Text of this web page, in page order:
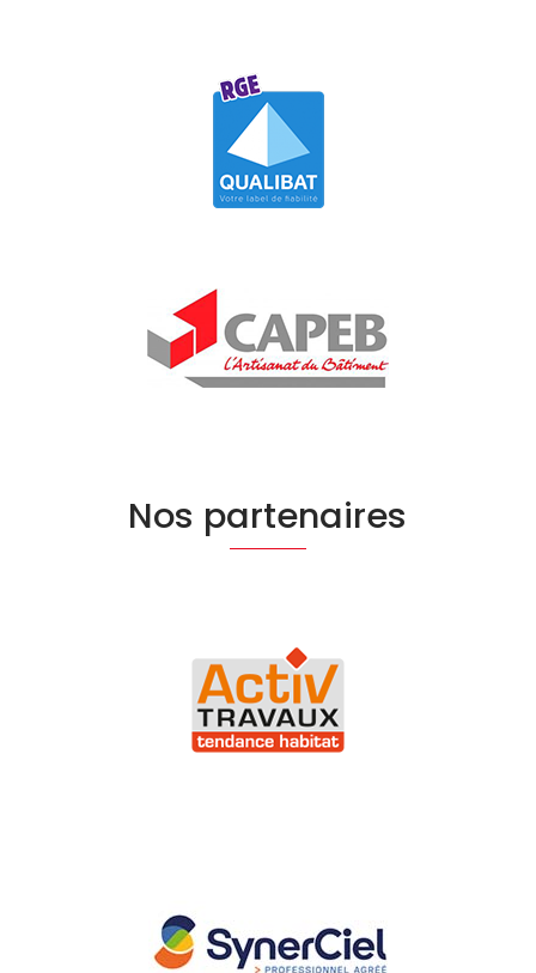
Nos partenaires